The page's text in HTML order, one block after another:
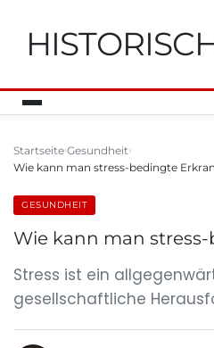
Startseite Gesundheit
Wie kann man stress-bedingte
GESUNDHEIT
Wie kann man
Stress ist ein
gesellschaftliche